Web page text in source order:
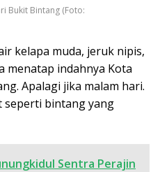
Bukit Bintang (Foto:
kelapa muda, jeruk nipis,
menatap indahnya Kota
Apalagi jika malam hari.
seperti bintang yang
Sentra Perajin